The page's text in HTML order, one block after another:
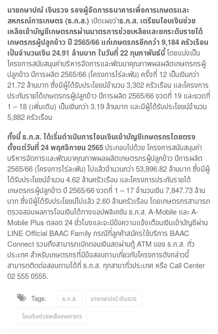
นายกษาปณ์ เงินรวง รองผู้จัดการธนาคารเพื่อการเกษตรและ
สหกรณ์การเกษตร (ธ.ก.ส.) เปิดเผยว่าธ.ก.ส. เตรียมโอนเงินช่วย
เหลือเข้าบัญชีเกษตรกรผ่านมาตรการช่วยเหลือและยกระดับรายได้
เกษตรกรผู้ปลูกข้าว ปี2565/66 แก่เกษตรกรอีกกว่า9,184 ครัวเรือน
เป็นจำนวนเงิน24.91 ล้านบาท ในวันที่22 กุมภาพันธ์นี้โดยแบ่งเป็น
โครงการสนับสนุนค่าบริหารจัดการและพัฒนาคุณภาพผลผลิตเกษตรกรผู้
ปลูกข้าว ปีการผลิต 2565/66 (โครงการไร่ละพัน) ครั้งที่ 12 เป็นเงินกว่า
21.72 ล้านบาท ซึ่งมีผู้ได้รับประโยชน์จำนวน 3,302 ครัวเรือน และโครงการ
ประกันรายได้เกษตรกรผู้ปลูกข้าว ปีการผลิต 2565/66 งวดที่ 19 และงวดที่
1 – 18 (เพิ่มเติม) เป็นเงินกว่า 3.19 ล้านบาท และมีผู้ได้รับประโยชน์จำนวน
5,882 ครัวเรือน
ทั้งนี้ ธ.ก.ส. ได้เริ่มดำเนินการโอนเงินเข้าบัญชีเกษตรกรโดยตรง
ตั้งแต่วันที่24พฤศจิกายน2565ประกอบไปด้วย โครงการสนับสนุนค่า
บริหารจัดการและพัฒนาคุณภาพผลผลิตเกษตรกรผู้ปลูกข้าว ปีการผลิต
2565/66 (โครงการไร่ละพัน) ไปแล้วจำนวนกว่า 53,896.82 ล้านบาท ซึ่งมีผู้
ได้รับประโยชน์จำนวน 4.62 ล้านครัวเรือน และโครงการประกันรายได้
เกษตรกรผู้ปลูกข้าว ปี 2565/66 งวดที่ 1 – 17 จำนวนเงิน 7,847.73 ล้าน
บาท ซึ่งมีผู้ได้รับประโยชน์ไปแล้ว 2.60 ล้านครัวเรือน โดยเกษตรกรสามารถ
ตรวจสอบผลการโอนเงินได้ทางแอปพลิเคชัน ธ.ก.ส. A-Mobile และ A-
Mobile Plus ตลอด 24 ชั่วโมงและจะมีข้อความแจ้งเตือนเงินเข้าบัญชีผ่าน
LINE Official BAAC Family กรณีที่ลูกค้าสมัครใช้บริการ BAAC
Connect รวมถึงสามารถเบิกถอนเงินสดผ่านตู้ ATM ของ ธ.ก.ส. ทั่ว
ประเทศ สำหรับเกษตรกรที่มีข้อสอบถามเกี่ยวกับโครงการดังกล่าวนี้
สามารถติดต่อสอบถามได้ที่ ธ.ก.ส. ทุกสาขาทั่วประเทศ หรือ Call Center
02 555 0555.
Tags: ธ.ก.ส. นายกษาปณ์ เงินรวง
โอนเงินช่วยเหลือเกษตรกร